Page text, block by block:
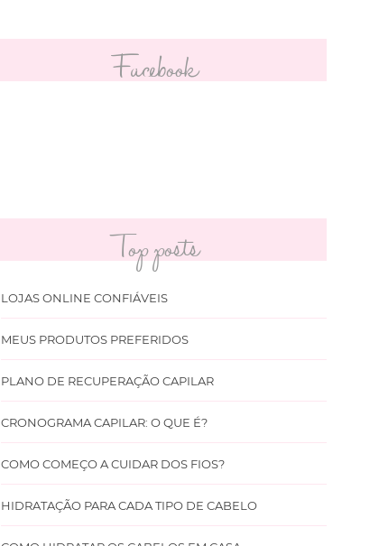
Facebook
Top posts
LOJAS ONLINE CONFIÁVEIS
MEUS PRODUTOS PREFERIDOS
PLANO DE RECUPERAÇÃO CAPILAR
CRONOGRAMA CAPILAR: O QUE É?
COMO COMEÇO A CUIDAR DOS FIOS?
HIDRATAÇÃO PARA CADA TIPO DE CABELO